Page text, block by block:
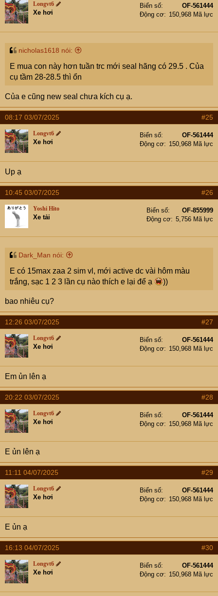
Longvt6
Xe hơi
Biển số
OF-561444
Động cơ
150,968 Mã lực
nicholas1618 nói:
E mua con này hơn tuần trc mới seal hãng có 29.5 . Của
cụ tầm 28-28.5 thì ổn
Của e cũng new seal chưa kích cụ ạ.
08:17 03/07/2025 #25
Longvt6
Xe hơi
Biển số
OF-561444
Động cơ
150,968 Mã lực
Up ạ
10:45 03/07/2025 #26
Yoshi Hito
Xe tải
Biển số
OF-855999
Động cơ
5,756 Mã lực
Dark_Man nói:
E có 15max zaa 2 sim vl, mới active dc vài hôm màu
trắng, sạc 1 2 3 lần cụ nào thích e lại để ạ
))
bao nhiêu cụ?
12:26 03/07/2025 #27
Longvt6
Xe hơi
Biển số
OF-561444
Động cơ
150,968 Mã lực
Em ủn lên ạ
20:22 03/07/2025 #28
Longvt6
Xe hơi
Biển số
OF-561444
Động cơ
150,968 Mã lực
E ủn lên ạ
11:11 04/07/2025 #29
Longvt6
Xe hơi
Biển số
OF-561444
Động cơ
150,968 Mã lực
E ủn ạ
16:13 04/07/2025 #30
Longvt6
Xe hơi
Biển số
OF-561444
Động cơ
150,968 Mã lực